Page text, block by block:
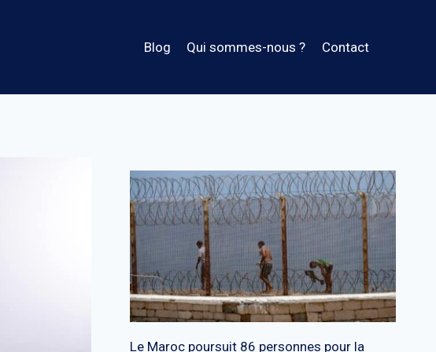
Blog Qui sommes-nous ? Contact
Le Maroc poursuit 86 personnes pour la